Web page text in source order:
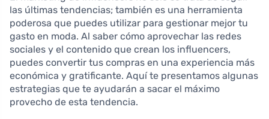
las últimas tendencias; también es una herramienta
poderosa que puedes utilizar para gestionar mejor tu
gasto en moda. Al saber cómo aprovechar las redes
sociales y el contenido que crean los influencers,
puedes convertir tus compras en una experiencia más
económica y gratificante. Aquí te presentamos algunas
estrategias que te ayudarán a sacar el máximo
provecho de esta tendencia.